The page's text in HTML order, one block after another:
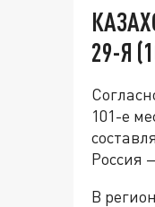
29-Я
101-е
Россия
В